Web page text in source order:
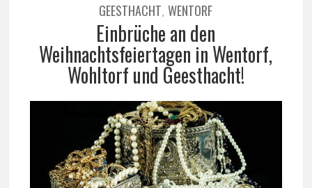
GEESTHACHT,WENTORF
Einbrüche an den
Weihnachtsfeiertagen in Wentorf,
Wohltorf und Geesthacht!